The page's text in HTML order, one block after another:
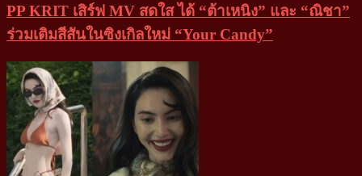
PP KRIT เสิร์ฟ MV สดใส ได้ “ต้าเหนิง” และ “ณิชา”
ร่วมเติมสีสันในซิงเกิลใหม่ “Your Candy”